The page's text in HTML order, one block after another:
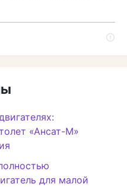
«Ансат-М»
для малой